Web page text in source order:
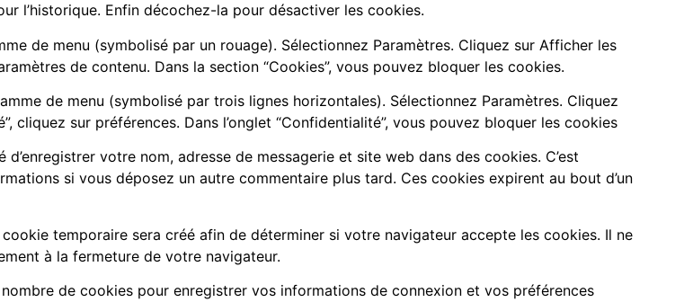
l’historique. Enfin décochez-la pour désactiver les cookies.
de menu (symbolisé par un rouage). Sélectionnez Paramètres. Cliquez sur Afficher les
de contenu. Dans la section “Cookies”, vous pouvez bloquer les cookies.
de menu (symbolisé par trois lignes horizontales). Sélectionnez Paramètres. Cliquez
cliquez sur préférences. Dans l’onglet “Confidentialité”, vous pouvez bloquer les cookies
votre nom, adresse de messagerie et site web dans des cookies. C’est
si vous déposez un autre commentaire plus tard. Ces cookies expirent au bout d’un
temporaire sera créé afin de déterminer si votre navigateur accepte les cookies. Il ne
à la fermeture de votre navigateur.
de cookies pour enregistrer vos informations de connexion et vos préférences